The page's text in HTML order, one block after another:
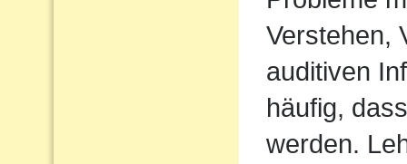
Verstehen,
auditiven
häufig,
werden.